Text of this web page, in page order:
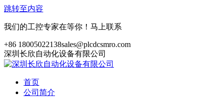
跳转至内容
我们的工控专家在等你！马上联系
+86 18005022138sales@plcdcsmro.com
深圳长欣自动化设备有限公司
首页
公司简介